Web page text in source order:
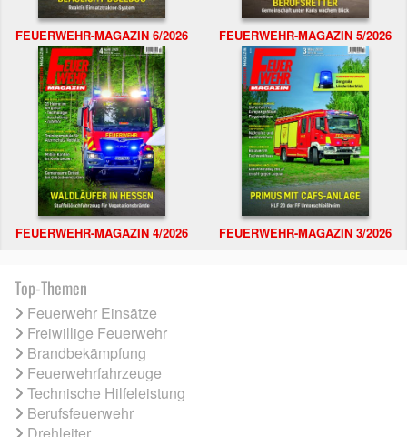
FEUERWEHR-MAGAZIN 6/2026 FEUERWEHR-MAGAZIN 5/2026
FEUERWEHR-MAGAZIN 4/2026 FEUERWEHR-MAGAZIN 3/2026
Top-Themen
Feuerwehr Einsätze
Freiwillige Feuerwehr
Brandbekämpfung
Feuerwehrfahrzeuge
Technische Hilfeleistung
Berufsfeuerwehr
Drehleiter